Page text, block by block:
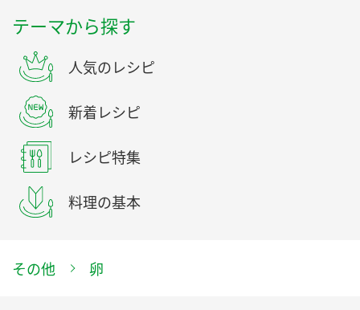
テーマから探す
人気のレシピ
新着レシピ
レシピ特集
料理の基本
その他 卵